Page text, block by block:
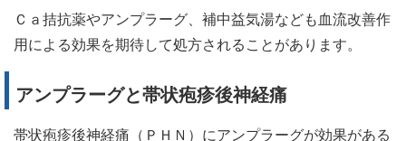
Ｃａ拮抗薬やアンプラーグ、補中益気湯なども血流改善作
用による効果を期待して処方されることがあります。
アンプラーグと帯状疱疹後神経痛
帯状疱疹後神経痛（ＰＨＮ）にアンプラーグが効果がある